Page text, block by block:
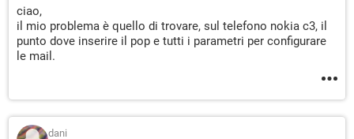
ciao,
il mio problema è quello di trovare, sul telefono nokia c3, il
punto dove inserire il pop e tutti i parametri per configurare
le mail.
dani